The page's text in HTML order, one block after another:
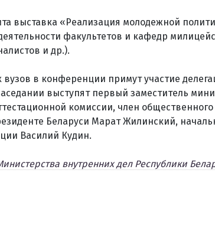
выставка «Реализация молодежной
факультетов и кафедр
и др.).
вузов в конференции примут участие
выступят первый заместитель
комиссии, член
Беларуси Марат Жилинский,
Василий Кудин.
внутренних дел Республики